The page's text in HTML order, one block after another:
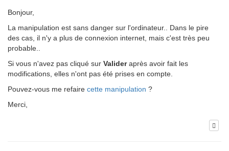
Bonjour,
La manipulation est sans danger sur l'ordinateur.. Dans le pire
des cas, il n'y a plus de connexion internet, mais c'est très peu
probable..
Si vous n'avez pas cliqué sur Valideraprès avoir fait les
modifications, elles n'ont pas été prises en compte.
Pouvez-vous me refaire cette manipulation ?
Merci,